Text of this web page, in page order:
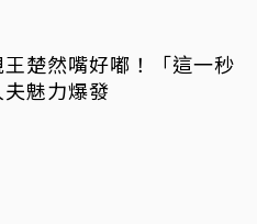
楚然嘴好嘟！「這一秒
魅力爆發